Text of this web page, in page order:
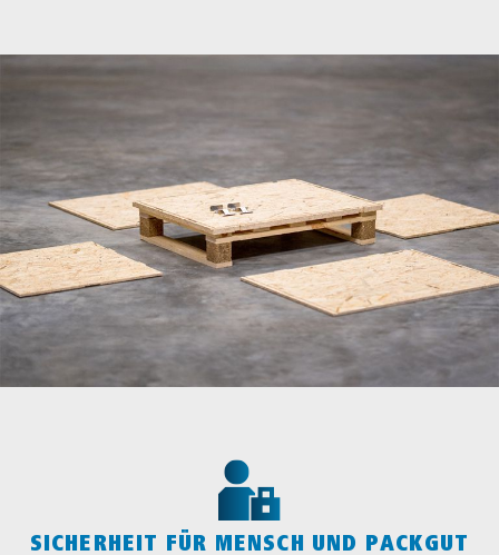
SICHERHEIT FÜR MENSCH UND PACKGUT